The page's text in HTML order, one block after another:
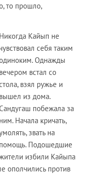
то прошло,
Никогда Кайып не
себя таким
Однажды
вечером встал со
взял ружье и
вышел из дома.
побежала за
ним. Начала кричать,
звать на
помощь. Подошедшие
избили Кайыпа
ополчились против